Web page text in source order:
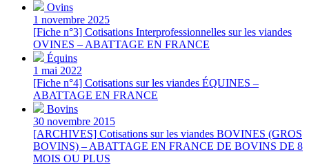
Ovins
1 novembre 2025
[Fiche n°3] Cotisations Interprofessionnelles sur les viandes
OVINES – ABATTAGE EN FRANCE
Équins
1 mai 2022
[Fiche n°4] Cotisations sur les viandes ÉQUINES –
ABATTAGE EN FRANCE
Bovins
30 novembre 2015
[ARCHIVES] Cotisations sur les viandes BOVINES (GROS
BOVINS) – ABATTAGE EN FRANCE DE BOVINS DE 8
MOIS OU PLUS